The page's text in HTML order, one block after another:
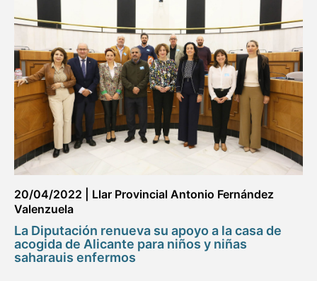
20/04/2022
Llar Provincial Antonio Fernández
Valenzuela
La Diputación renueva su apoyo a la casa de
acogida de Alicante para niños y niñas
saharauis enfermos